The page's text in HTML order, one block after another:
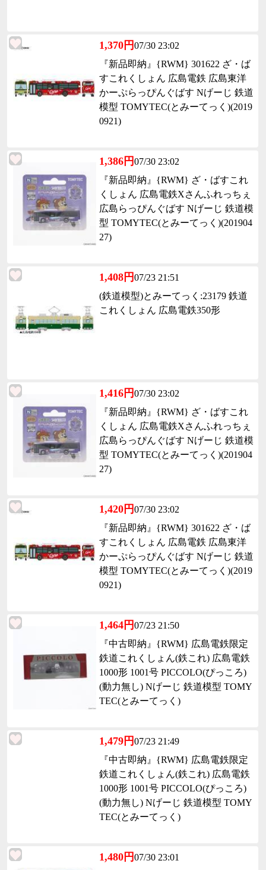
1,370円07/30 23:02
『新品即納』{RWM} 301622 ざ・ば
すこれくしょん 広島電鉄 広島東洋
かーぷらっぴんぐばす Nげーじ 鉄道
模型 TOMYTEC(とみーてっく)(2019
0921)
1,386円07/30 23:02
『新品即納』{RWM} ざ・ばすこれ
くしょん 広島電鉄Xさんふれっちぇ
広島らっぴんぐばす Nげーじ 鉄道模
型 TOMYTEC(とみーてっく)(201904
27)
1,408円07/23 21:51
(鉄道模型)とみーてっく:23179 鉄道
これくしょん 広島電鉄350形
1,416円07/30 23:02
『新品即納』{RWM} ざ・ばすこれ
くしょん 広島電鉄Xさんふれっちぇ
広島らっぴんぐばす Nげーじ 鉄道模
型 TOMYTEC(とみーてっく)(201904
27)
1,420円07/30 23:02
『新品即納』{RWM} 301622 ざ・ば
すこれくしょん 広島電鉄 広島東洋
かーぷらっぴんぐばす Nげーじ 鉄道
模型 TOMYTEC(とみーてっく)(2019
0921)
1,464円07/23 21:50
『中古即納』{RWM} 広島電鉄限定
鉄道これくしょん(鉄これ) 広島電鉄
1000形 1001号 PICCOLO(ぴっころ)
(動力無し) Nげーじ 鉄道模型 TOMY
TEC(とみーてっく)
1,479円07/23 21:49
『中古即納』{RWM} 広島電鉄限定
鉄道これくしょん(鉄これ) 広島電鉄
1000形 1001号 PICCOLO(ぴっころ)
(動力無し) Nげーじ 鉄道模型 TOMY
TEC(とみーてっく)
1,480円07/30 23:01